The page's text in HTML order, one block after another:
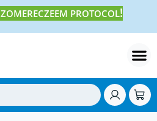
ZOMERECZEEM PROTOCOL!